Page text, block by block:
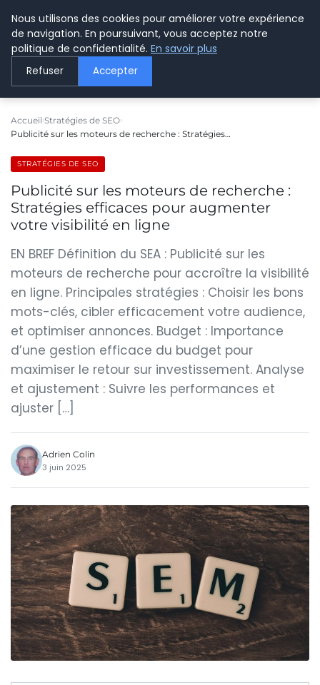
LE WEBMARKETING
Accueil Stratégies de SEO
Publicité sur les moteurs de recherche : Stratégies…
STRATÉGIES DE SEO
Publicité sur les moteurs de recherche :
Stratégies efficaces pour augmenter
votre visibilité en ligne
EN BREF Définition du SEA : Publicité sur les
moteurs de recherche pour accroître la visibilité
en ligne. Principales stratégies : Choisir les bons
mots-clés, cibler efficacement votre audience,
et optimiser annonces. Budget : Importance
d’une gestion efficace du budget pour
maximiser le retour sur investissement. Analyse
et ajustement : Suivre les performances et
ajuster […]
Adrien Colin
3 juin 2025
Nous utilisons des cookies pour améliorer votre expérience
de navigation. En poursuivant, vous acceptez notre
politique de confidentialité. En savoir plus
Refuser Accepter